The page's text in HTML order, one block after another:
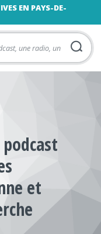
EN PAYS-DE-
et